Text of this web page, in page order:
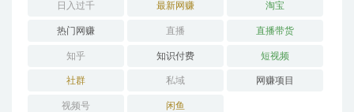
日入过千 最新网赚 淘宝
热门网赚 直播 直播带货
知乎 知识付费 短视频
社群 私域 网赚项目
视频号 闲鱼